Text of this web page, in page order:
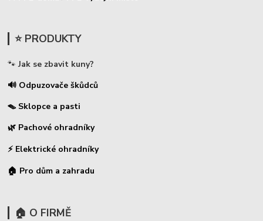
⭐ PRODUKTY
🐾 Jak se zbavit kuny?
🔊 Odpuzovače škůdců
🪤 Sklopce a pasti
🌿 Pachové ohradníky
⚡ Elektrické ohradníky
🏠 Pro dům a zahradu
🏠 O FIRMĚ